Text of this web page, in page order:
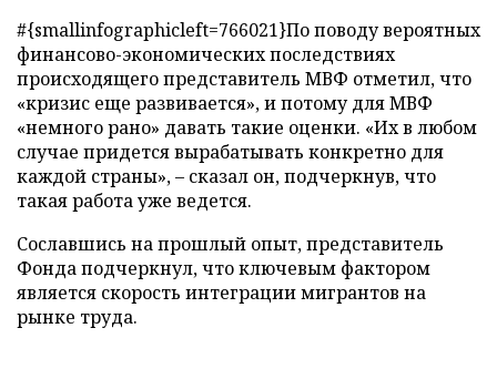
#{smallinfographicleft=766021}По поводу вероятных
финансово-экономических последствиях
происходящего представитель МВФ отметил, что
«кризис еще развивается», и потому для МВФ
«немного рано» давать такие оценки. «Их в любом
случае придется вырабатывать конкретно для
каждой страны», – сказал он, подчеркнув, что
такая работа уже ведется.
Сославшись на прошлый опыт, представитель
Фонда подчеркнул, что ключевым фактором
является скорость интеграции мигрантов на
рынке труда.